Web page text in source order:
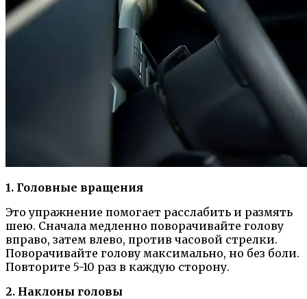
1. Головные вращения
Это упражнение помогает расслабить и размять
шею. Сначала медленно поворачивайте голову
вправо, затем влево, против часовой стрелки.
Поворачивайте голову максимально, но без боли.
Повторите 5-10 раз в каждую сторону.
2. Наклоны головы